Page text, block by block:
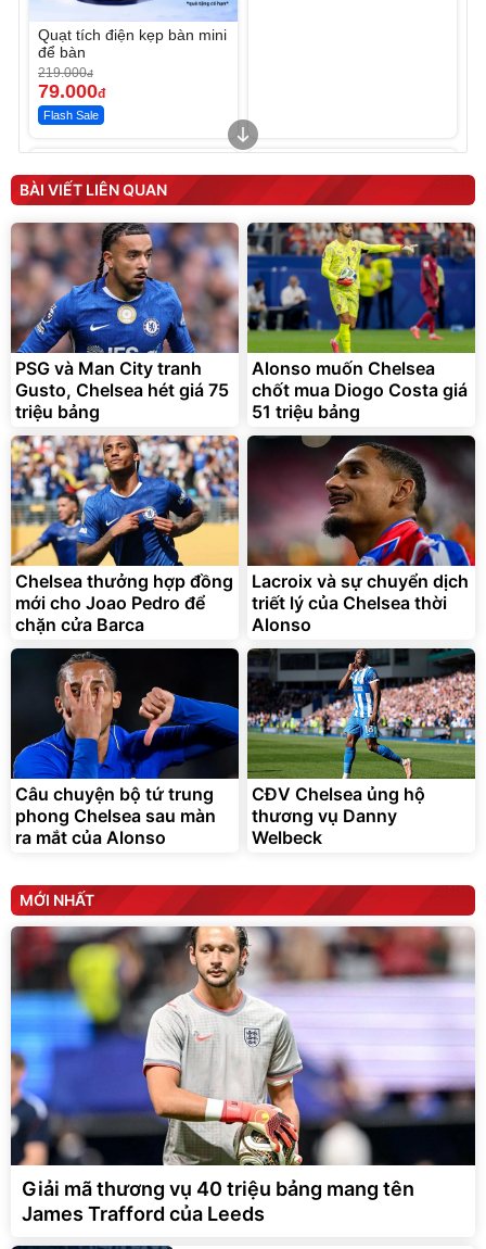
Quạt tích điện kẹp bàn mini
để bàn
219.000đ
79.000đ
Flash Sale
tức thì Vaseline Body
190.000
138.330đ
Discount
D2-001 - Thông Minh
3.000.000
2.200.000đ
Flash Sale
Unmute
Vali Bamozo Khung Nhôm
9066 Size 20/24/28 Cao
Cấp
1.000.000đ
825.000đ
Flash Sale
Lót ghế ôtô, nâng lưng
chống nóng giúp thoải mái
trong di chuyển
295.000đ
Đã bán nhiều
BÀI VIẾT LIÊN QUAN
PSG và Man City tranh
Gusto, Chelsea hét giá 75
triệu bảng
Alonso muốn Chelsea
chốt mua Diogo Costa giá
51 triệu bảng
Chelsea thưởng hợp đồng
mới cho Joao Pedro để
chặn cửa Barca
Lacroix và sự chuyển dịch
triết lý của Chelsea thời
Alonso
Câu chuyện bộ tứ trung
phong Chelsea sau màn
ra mắt của Alonso
CĐV Chelsea ủng hộ
thương vụ Danny
Welbeck
MỚI NHẤT
Giải mã thương vụ 40 triệu bảng mang tên
James Trafford của Leeds